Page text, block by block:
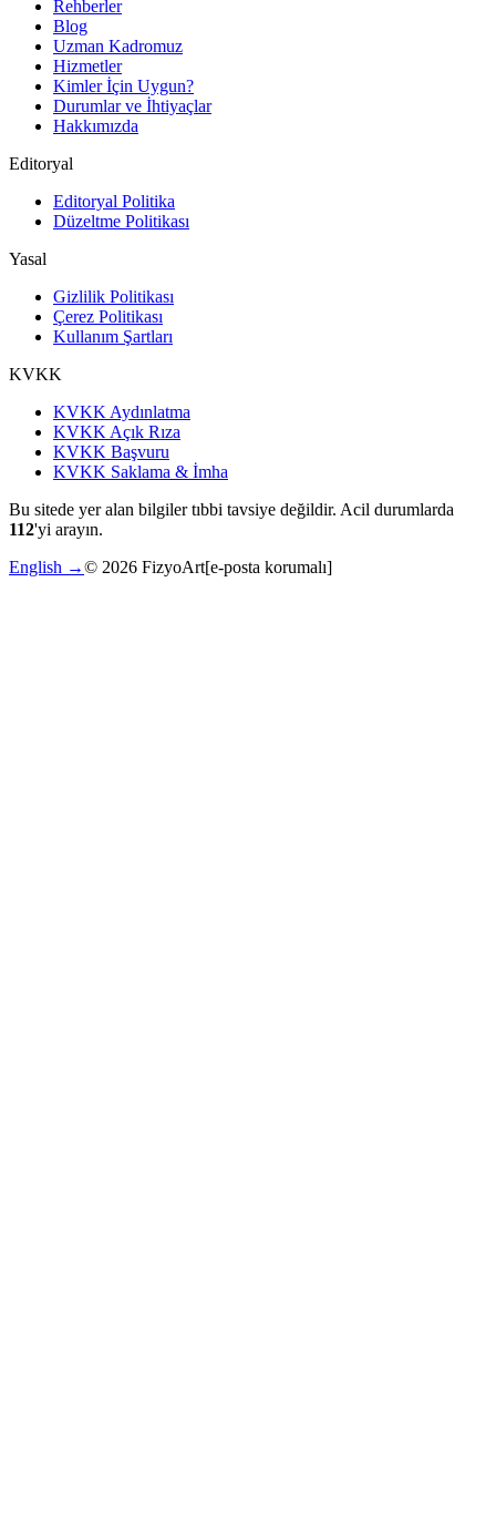
Rehberler
Blog
Uzman Kadromuz
Hizmetler
Kimler İçin Uygun?
Durumlar ve İhtiyaçlar
Hakkımızda
Editoryal
Editoryal Politika
Düzeltme Politikası
Yasal
Gizlilik Politikası
Çerez Politikası
Kullanım Şartları
KVKK
KVKK Aydınlatma
KVKK Açık Rıza
KVKK Başvuru
KVKK Saklama & İmha
Bu sitede yer alan bilgiler tıbbi tavsiye değildir. Acil durumlarda
112'yi arayın.
English →© 2026 FizyoArt[e-posta korumalı]